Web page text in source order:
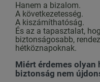
Hanem a bizalom.
A következetesség.
A kiszámíthatóság.
És az a tapasztalat,
biztonságosabb,
hétköznapoknak.
Miért érdemes olyan
biztonság nem